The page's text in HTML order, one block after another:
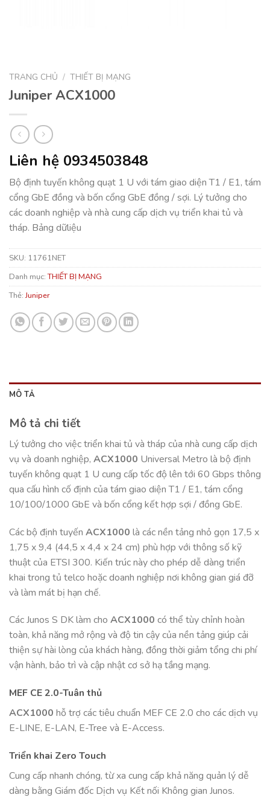
TRANG CHỦ / THIẾT BỊ MẠNG
Juniper ACX1000
Liên hệ 0934503848
Bộ định tuyến không quạt 1 U với tám giao diện T1 / E1, tám
cổng GbE đồng và bốn cổng GbE đồng / sợi. Lý tưởng cho
các doanh nghiệp và nhà cung cấp dịch vụ triển khai tủ và
tháp. Bảng dữliệu
SKU: 11761NET
Danh mục:THIẾT BỊ MẠNG
Thẻ:Juniper
MÔ TẢ
Mô tả chi tiết
Lý tưởng cho việc triển khai tủ và tháp của nhà cung cấp dịch
vụ và doanh nghiệp, ACX1000 Universal Metro là bộ định
tuyến không quạt 1 U cung cấp tốc độ lên tới 60 Gbps thông
qua cấu hình cố định của tám giao diện T1 / E1, tám cổng
10/100/1000 GbE và bốn cổng kết hợp sợi / đồng GbE.
Các bộ định tuyến ACX1000 là các nền tảng nhỏ gọn 17,5 x
1,75 x 9,4 (44,5 x 4,4 x 24 cm) phù hợp với thông số kỹ
thuật của ETSI 300. Kiến trúc này cho phép dễ dàng triển
khai trong tủ telco hoặc doanh nghiệp nơi không gian giá đỡ
và làm mát bị hạn chế.
Các Junos S DK làm cho ACX1000 có thể tùy chỉnh hoàn
toàn, khả năng mở rộng và độ tin cậy của nền tảng giúp cải
thiện sự hài lòng của khách hàng, đồng thời giảm tổng chi phí
vận hành, bảo trì và cập nhật cơ sở hạ tầng mạng.
MEF CE 2.0-Tuân thủ
ACX1000 hỗ trợ các tiêu chuẩn MEF CE 2.0 cho các dịch vụ
E-LINE, E-LAN, E-Tree và E-Access.
Triển khai Zero Touch
Cung cấp nhanh chóng, từ xa cung cấp khả năng quản lý dễ
dàng bằng Giám đốc Dịch vụ Kết nối Không gian Junos.